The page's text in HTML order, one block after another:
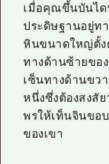
เมื่อคุณขึ้นบันไ
ประดิษฐานอยู่ท
หินขนาดใหญ่ตั้ง
ทางด้านซ้ายขอ
เซ็นทางด้านขว
หนึ่งซึ่งต้องสงสั
พรให้เท็นจินขอ
ของเขา